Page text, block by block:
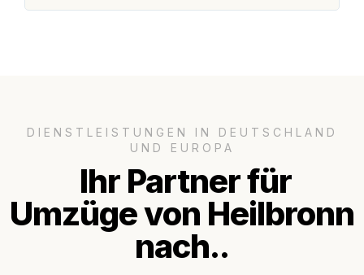
DIENSTLEISTUNGEN IN DEUTSCHLAND
UND EUROPA
Ihr Partner für
Umzüge von Heilbronn
nach..